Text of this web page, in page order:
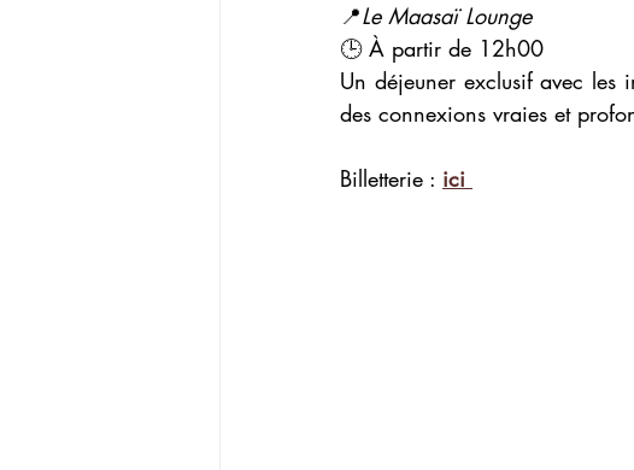
📍Le Maasaï Lounge
🕒 À partir de 12h00
Un déjeuner exclusif avec les
des connexions vraies et
Billetterie : ici